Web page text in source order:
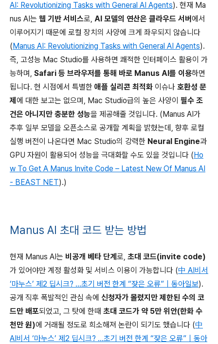
AI: Revolutionizing Tasks with General AI Agents). 현재 Ma
nus AI는 웹 기반 서비스로, AI 모델의 연산은 클라우드 서버에서
이루어지기 때문에 로컬 장치의 사양에 크게 좌우되지 않습니다
( Manus AI: Revolutionizing Tasks with General AI Agents).
즉, 고성능 Mac Studio를 사용하면 쾌적한 인터페이스 활용이 가
능하며, Safari 등 브라우저를 통해 바로 Manus AI를 이용하면
됩니다. 현 시점에서 특별한 애플 실리콘 최적화 이슈나 호환성 문
제 에 대한 보고는 없으며, Mac Studio급의 높은 사양이 필수 조
건은 아니지만 충분한 성능을 제공해줄 것입니다. (Manus AI가
추후 일부 모델을 오픈소스로 공개할 계획을 밝혔는데, 향후 로컬
실행 버전이 나온다면 Mac Studio의 강력한 Neural Engine과
GPU 자원이 활용되어 성능을 극대화할 수도 있을 것입니다 ( Ho
w To Get A Manus Invite Code – Latest New Of Manus AI
- BEAST NET).)
Manus AI 초대 코드 받는 방법
현재 Manus AI는 비공개 베타 단계 로, 초대 코드(invite code)
가 있어야만 계정 활성화 및 서비스 이용이 가능합니다 (中 AI비서
‘마누스’ 제2 딥시크? …초기 버전 한계 “잦은 오류”｜동아일보).
공개 직후 폭발적인 관심 속에 신청자가 몰렸지만 제한된 수의 코
드만 배포되었고, 그 탓에 한때 초대 코드가 약 5만 위안(한화 수
천만 원)에 거래될 정도로 희소해져 논란이 되기도 했습니다 (中
AI비서 ‘마누스’ 제2 딥시크? …초기 버전 한계 “잦은 오류”｜동아